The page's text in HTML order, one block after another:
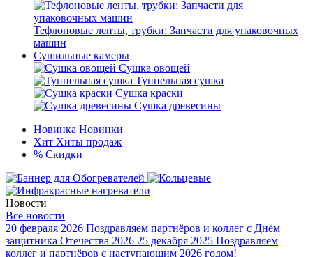
Тефлоновые ленты, трубки: Запчасти для упаковочных
машин
Сушильные камеры
Сушка овощей
Туннельная сушка
Сушка краски
Сушка древесины
Новинка Новинки
Хит Хиты продаж
% Скидки
Новости
Все новости
20 февраля 2026 Поздравляем партнёров и коллег с Днём
защитника Отечества 2026 25 декабря 2025 Поздравляем
коллег и партнёров с наступающим 2026 годом!